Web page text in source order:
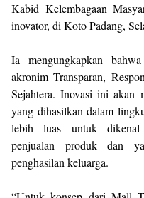
Kabid Kelembagaan
inovator, di Koto Padang,
Ia mengungkapkan
akronim Transparan,
Sejahtera. Inovasi ini akan
yang dihasilkan dalam
lebih luas untuk dikenal
penjualan produk dan
penghasilan keluarga.